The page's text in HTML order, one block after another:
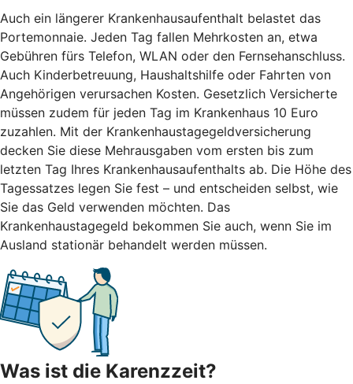
Auch ein längerer Krankenhausaufenthalt belastet das
Portemonnaie. Jeden Tag fallen Mehrkosten an, etwa
Gebühren fürs Telefon, WLAN oder den Fernsehanschluss.
Auch Kinderbetreuung, Haushaltshilfe oder Fahrten von
Angehörigen verursachen Kosten. Gesetzlich Versicherte
müssen zudem für jeden Tag im Krankenhaus 10 Euro
zuzahlen. Mit der Krankenhaustagegeldversicherung
decken Sie diese Mehrausgaben vom ersten bis zum
letzten Tag Ihres Krankenhausaufenthalts ab. Die Höhe des
Tagessatzes legen Sie fest – und entscheiden selbst, wie
Sie das Geld verwenden möchten. Das
Krankenhaustagegeld bekommen Sie auch, wenn Sie im
Ausland stationär behandelt werden müssen.
Was ist die Karenzzeit?